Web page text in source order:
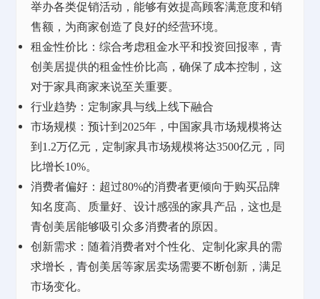
举办各类促销活动，能够有效提高顾客满意度和销
售额，为商家创造了良好的经营环境。
租金性价比：综合考虑租金水平和投资回报率，青
创美居提供的租金性价比高，确保了成本控制，这
对于家具商家来说至关重要。
行业趋势：定制家具与线上线下融合
市场规模：预计到2025年，中国家具市场规模将达
到1.2万亿元，定制家具市场规模将达3500亿元，同
比增长10%。
消费者偏好：超过80%的消费者更倾向于购买品牌
知名度高、质量好、设计感强的家具产品，这也是
青创美居能够吸引众多消费者的原因。
创新需求：随着消费者对个性化、定制化家具的需
求增长，青创美居等家居卖场需要不断创新，满足
市场变化。